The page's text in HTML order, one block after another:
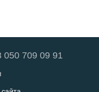
050 709 09 91